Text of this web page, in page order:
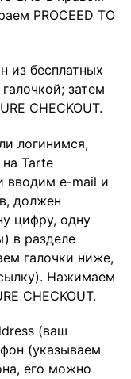
PROCEED TO
из бесплатных
затем
CHECKOUT.
логинимся,
на Tarte
вводим e-mail и
должен
цифру, одну
в разделе
галочки ниже,
Нажимаем
CHECKOUT.
(ваш
(указываем
его можно